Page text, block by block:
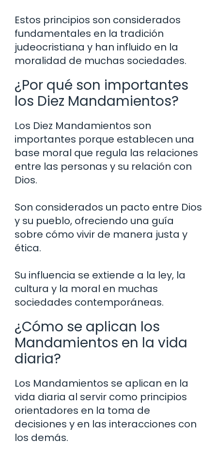
Estos principios son considerados
fundamentales en la tradición
judeocristiana y han influido en la
moralidad de muchas sociedades.
¿Por qué son importantes
los Diez Mandamientos?
Los Diez Mandamientos son
importantes porque establecen una
base moral que regula las relaciones
entre las personas y su relación con
Dios.
Son considerados un pacto entre Dios
y su pueblo, ofreciendo una guía
sobre cómo vivir de manera justa y
ética.
Su influencia se extiende a la ley, la
cultura y la moral en muchas
sociedades contemporáneas.
¿Cómo se aplican los
Mandamientos en la vida
diaria?
Los Mandamientos se aplican en la
vida diaria al servir como principios
orientadores en la toma de
decisiones y en las interacciones con
los demás.